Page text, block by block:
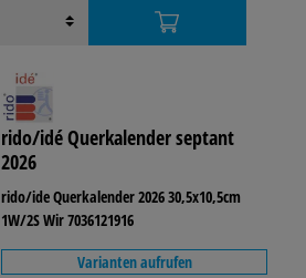
rido/idé Querkalender septant
2026
rido/ide Querkalender 2026 30,5x10,5cm
1W/2S Wir 7036121916
Varianten aufrufen